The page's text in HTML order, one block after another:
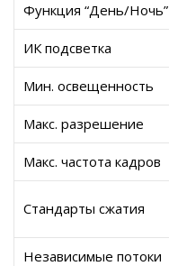
Функция “День/Ночь”
ИК подсветка
Мин. освещенность
Макс. разрешение
Макс. частота кадров
Стандарты сжатия
Независимые потоки